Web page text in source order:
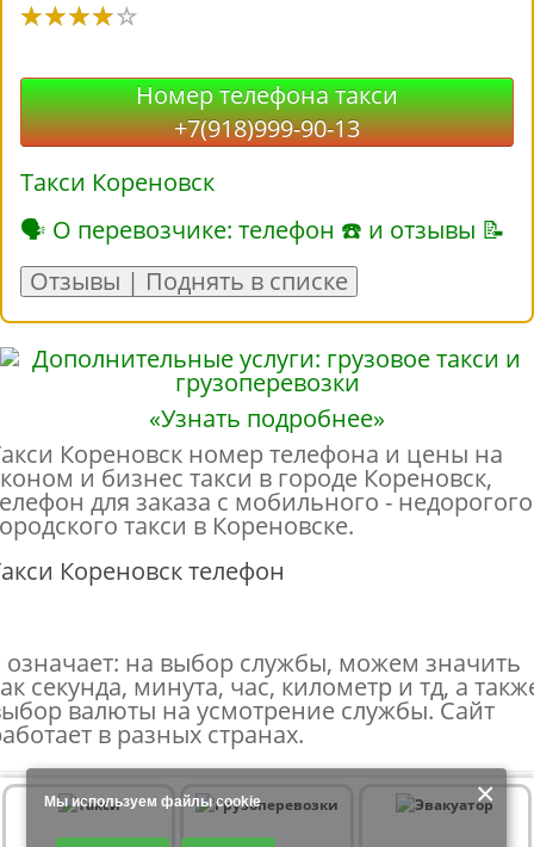
×
Мы используем файлы cookie
Продолжая использовать наш сайт, Вы даете согласие на обработку
Номер телефона такси
+7(918)999-90-13
Такси Кореновск
🗣 О перевозчике: телефон ☎ и отзывы 📝
Отзывы | Поднять в списке
«Узнать подробнее»
Кореновск номер телефона и цены на
и бизнес такси в городе Кореновск,
для заказа с мобильного - недорогого
такси в Кореновске.
Кореновск телефон
на выбор службы, можем значить
секунда, минута, час, километр и тд, а
валюты на усмотрение службы. Сайт
в разных странах.